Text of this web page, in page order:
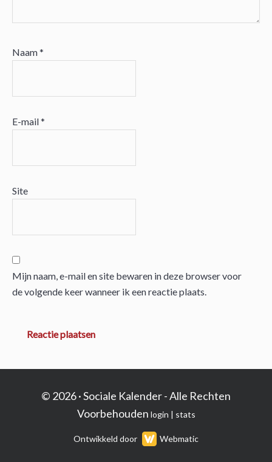
Naam*
E-mail*
Site
Mijn naam, e-mail en site bewaren in deze browser voor
de volgende keer wanneer ik een reactie plaats.
© 2026 · Sociale Kalender - Alle Rechten
Voorbehouden login | stats
Ontwikkeld door Webmatic